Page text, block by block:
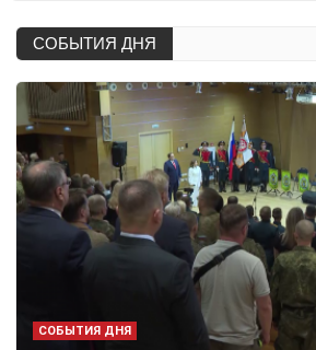
СОБЫТИЯ ДНЯ
СОБЫТИЯ ДНЯ